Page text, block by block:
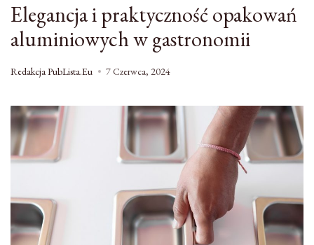
Elegancja i praktyczność opakowań
aluminiowych w gastronomii
Redakcja PubLista.eu 7 Czerwca, 2024